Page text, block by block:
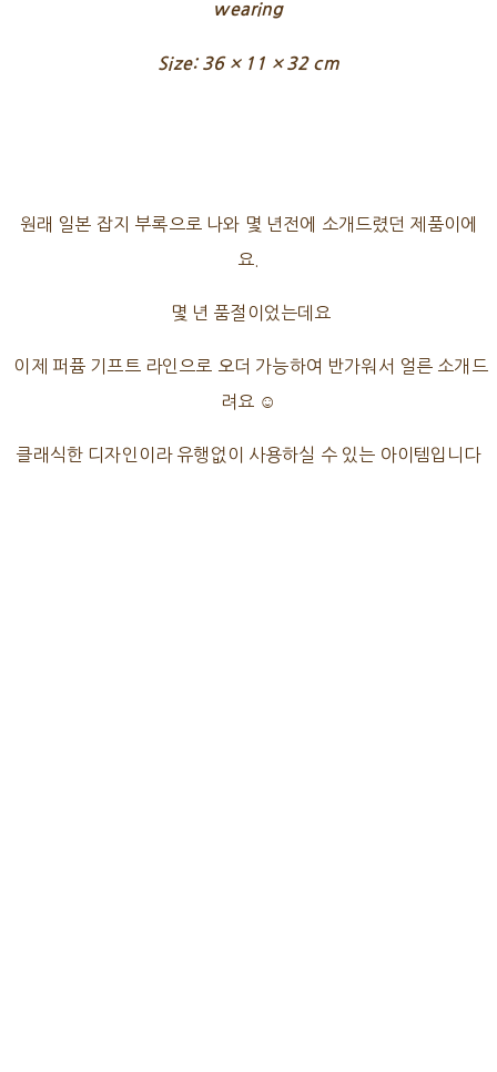
wearing
Size: 36 × 11 × 32 cm
원래 일본 잡지 부록으로 나와 몇 년전에 소개드렸던 제품이에
요.
몇 년 품절이었는데요
이제 퍼퓸 기프트 라인으로 오더 가능하여 반가워서 얼른 소개드
려요 ☺️
클래식한 디자인이라 유행없이 사용하실 수 있는 아이템입니다